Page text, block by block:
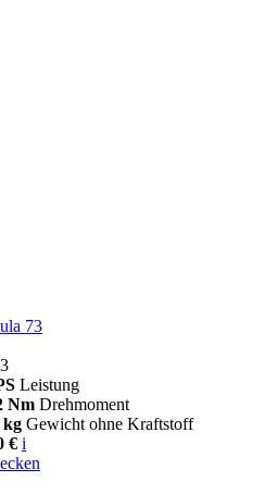
73
Leistung
Nm Drehmoment
kg Gewicht ohne Kraftstoff
€ i